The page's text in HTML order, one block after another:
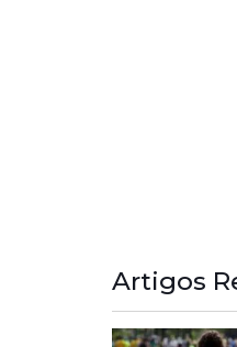
Artigos